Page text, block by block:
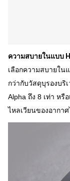
ความสบายในแบบ
เลือกความสบายใน
กว่ากับวัสดุบุรองบริ
Alpha ถึง 8 เท่า หรื
ไหลเวียนของอากา